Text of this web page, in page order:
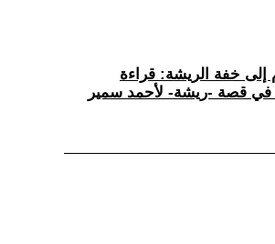
إلى خفة الريشة: قراءة
قصة -ريشة- لأحمد سمير